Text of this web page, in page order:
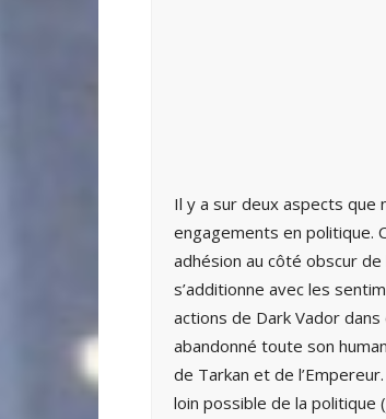
Il y a sur deux aspects que
engagements en politique.
adhésion au côté obscur
s’additionne avec les
actions de Dark Vador
abandonné toute son
de Tarkan et de
loin possible de la politique